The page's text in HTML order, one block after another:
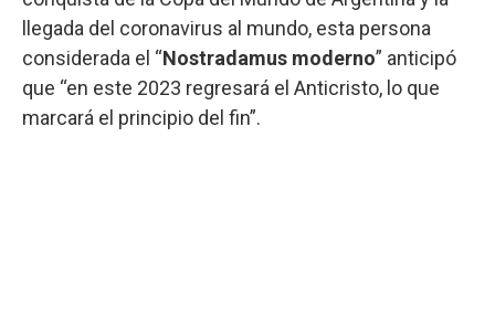
llegada del coronavirus al mundo, esta persona
considerada el “Nostradamus moderno” anticipó
que “en este 2023 regresará el Anticristo, lo que
marcará el principio del fin”.